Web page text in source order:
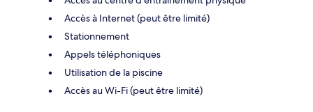
Accès à Internet (peut être limité)
Stationnement
Appels téléphoniques
Utilisation de la piscine
Accès au Wi-Fi (peut être limité)